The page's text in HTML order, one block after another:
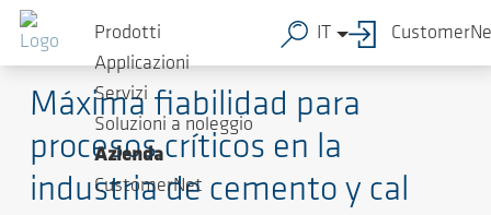
Soluciones de alto nivel para procesos exigentes
Máxima fiabilidad para
procesos críticos en la
industria de cemento y cal
Prodotti
Applicazioni
Servizi
Soluzioni a noleggio
Azienda
CustomerNet
IT